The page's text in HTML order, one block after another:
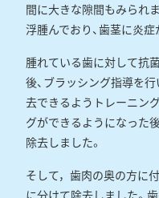
間に大きな隙間もみられ
浮腫んでおり、歯茎に炎
腫れている歯に対して抗
後、ブラッシング指導を
去できるようトレーニン
グができるようになった
除去しました。
そして，歯肉の奥の方に
に分けて除去しました。